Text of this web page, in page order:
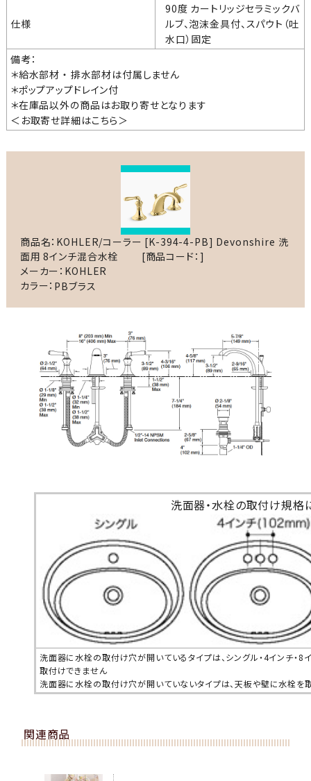
仕様
90度 カートリッジセラミックバ
ルブ、泡沫金具付、スパウト（吐
水口）固定
備考：
＊給水部材 ・ 排水部材は付属しません
＊ポップアップドレイン付
＊在庫品以外の商品はお取り寄せとなります
＜お取寄せ詳細はこちら ＞
商品名：KOHLER/コーラー [K-394-4-PB] Devonshire 洗
面用 8インチ混合水栓
[商品コード：]
メーカー：KOHLER
カラー： PBブラス
洗面器・水栓の取付け規格
洗面器に水栓の取付け穴が開いているタイプは、シングル・4インチ・
取付けできません
洗面器に水栓の取付け穴が開いていないタイプは、天板や壁に水栓
関連商品